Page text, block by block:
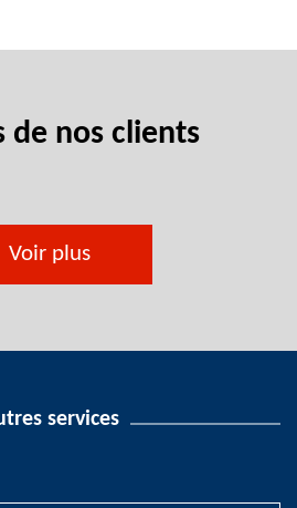
de nos clients
Voir plus
services